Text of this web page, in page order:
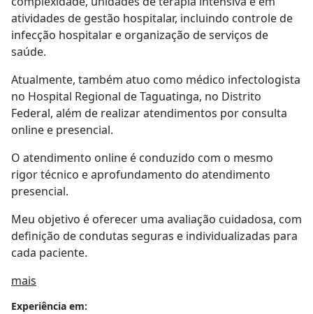
atividades de gestão hospitalar, incluindo controle de
infecção hospitalar e organização de serviços de
saúde.
Atualmente, também atuo como médico infectologista
no Hospital Regional de Taguatinga, no Distrito
Federal, além de realizar atendimentos por consulta
online e presencial.
O atendimento online é conduzido com o mesmo
rigor técnico e aprofundamento do atendimento
presencial.
Meu objetivo é oferecer uma avaliação cuidadosa, com
definição de condutas seguras e individualizadas para
cada paciente.
mais
Experiência em: